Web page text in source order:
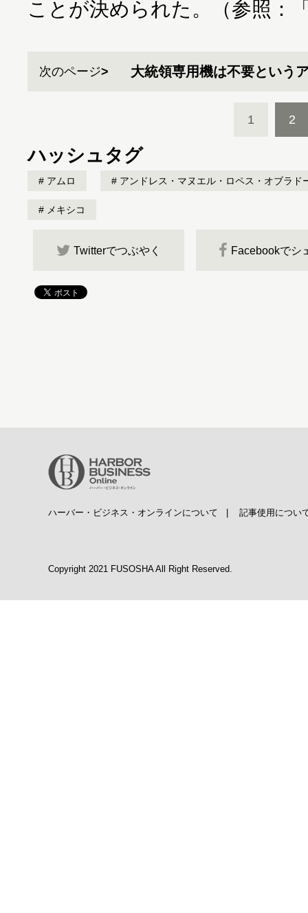
ことが決められた。（参照：
次のページ 大統領専用機は不要という
1 2
ハッシュタグ
アムロ アンドレス・マヌエル・ロペス・オブラド
メキシコ
Twitterでつぶやく Facebookでシ
ハーバー・ビジネス・オンラインについて 記事使用につい
Copyright 2021 FUSOSHA All Right Reserved.